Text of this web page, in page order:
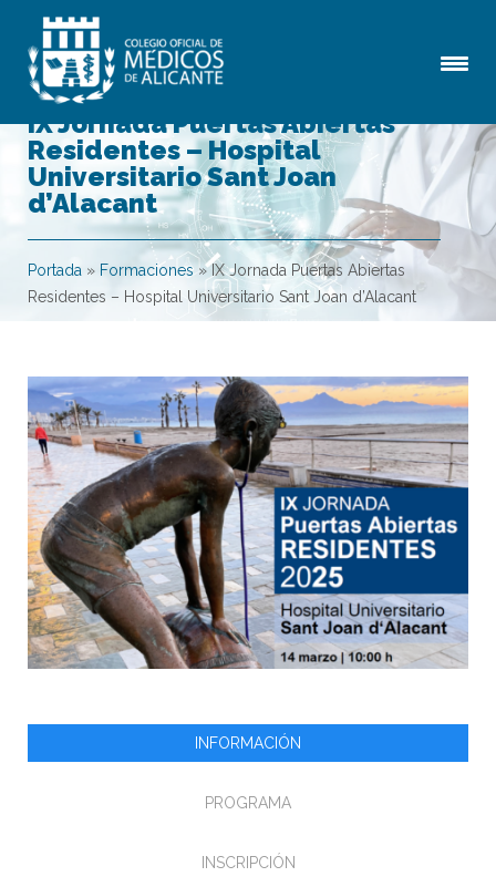
IX Jornada Puertas Abiertas
Residentes – Hospital
Universitario Sant Joan
d’Alacant
Portada » Formaciones»IX Jornada Puertas Abiertas
Residentes – Hospital Universitario Sant Joan d’Alacant
INFORMACIÓN
PROGRAMA
INSCRIPCIÓN